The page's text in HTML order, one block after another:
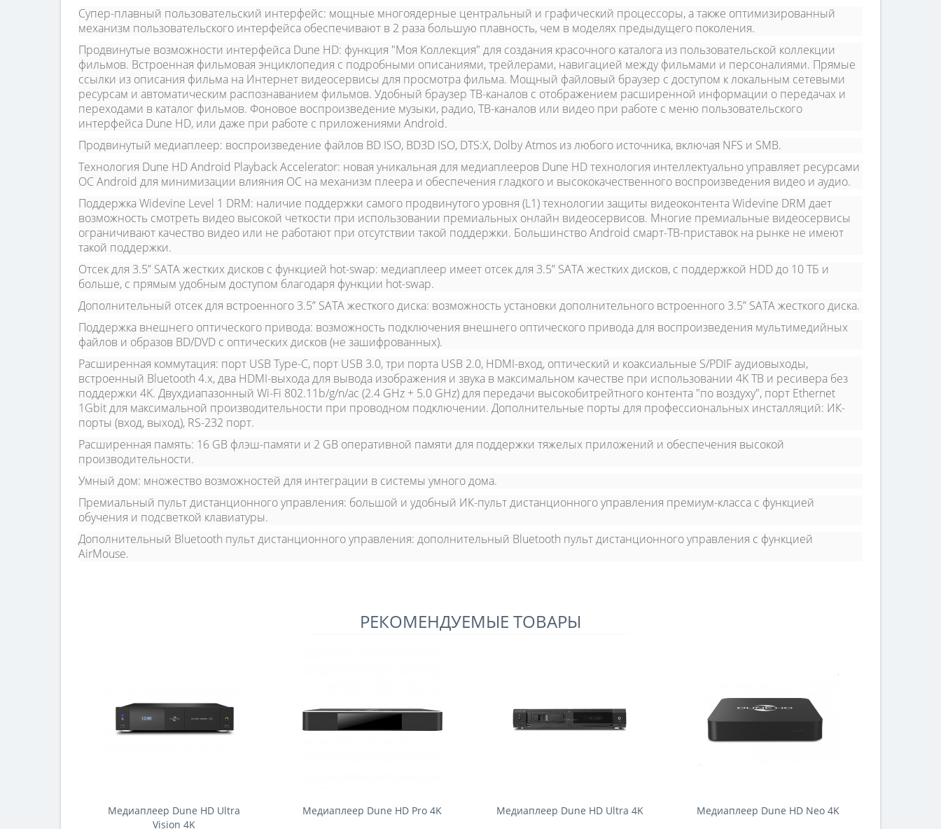
Супер-плавный пользовательский интерфейс: мощные многоядерные центральный и графический процессоры, а также оптимизированный
механизм пользовательского интерфейса обеспечивают в 2 раза большую плавность, чем в моделях предыдущего поколения.
Продвинутые возможности интерфейса Dune HD: функция "Моя Коллекция" для создания красочного каталога из пользовательской коллекции
фильмов. Встроенная фильмовая энциклопедия с подробными описаниями, трейлерами, навигацией между фильмами и персоналиями. Прямые
ссылки из описания фильма на Интернет видеосервисы для просмотра фильма. Мощный файловый браузер с доступом к локальным сетевыми
ресурсам и автоматическим распознаванием фильмов. Удобный браузер ТВ-каналов с отображением расширенной информации о передачах и
переходами в каталог фильмов. Фоновое воспроизведение музыки, радио, ТВ-каналов или видео при работе с меню пользовательского
интерфейса Dune HD, или даже при работе с приложениями Android.
Продвинутый медиаплеер: воспроизведение файлов BD ISO, BD3D ISO, DTS:X, Dolby Atmos из любого источника, включая NFS и SMB.
Технология Dune HD Android Playback Accelerator: новая уникальная для медиаплееров Dune HD технология интеллектуально управляет ресурсами
ОС Android для минимизации влияния ОС на механизм плеера и обеспечения гладкого и высококачественного воспроизведения видео и аудио.
Поддержка Widevine Level 1 DRM: наличие поддержки самого продвинутого уровня (L1) технологии защиты видеоконтента Widevine DRM дает
возможность смотреть видео высокой четкости при использовании премиальных онлайн видеосервисов. Многие премиальные видеосервисы
ограничивают качество видео или не работают при отсутствии такой поддержки. Большинство Android смарт-ТВ-приставок на рынке не имеют
такой поддержки.
Отсек для 3.5” SATA жестких дисков с функцией hot-swap: медиаплеер имеет отсек для 3.5” SATA жестких дисков, с поддержкой HDD до 10 ТБ и
больше, с прямым удобным доступом благодаря функции hot-swap.
Дополнительный отсек для встроенного 3.5” SATA жесткого диска: возможность установки дополнительного встроенного 3.5” SATA жесткого диска.
Поддержка внешнего оптического привода: возможность подключения внешнего оптического привода для воспроизведения мультимедийных
файлов и образов BD/DVD с оптических дисков (не зашифрованных).
Расширенная коммутация: порт USB Type-C, порт USB 3.0, три порта USB 2.0, HDMI-вход, оптический и коаксиальные S/PDIF аудиовыходы,
встроенный Bluetooth 4.х, два HDMI-выхода для вывода изображения и звука в максимальном качестве при использовании 4K ТВ и ресивера без
поддержки 4K. Двухдиапазонный Wi-Fi 802.11b/g/n/ac (2.4 GHz + 5.0 GHz) для передачи высокобитрейтного контента "по воздуху", порт Ethernet
1Gbit для максимальной производительности при проводном подключении. Дополнительные порты для профессиональных инсталляций: ИК-
порты (вход, выход), RS-232 порт.
Расширенная память: 16 GB флэш-памяти и 2 GB оперативной памяти для поддержки тяжелых приложений и обеспечения высокой
производительности.
Умный дом: множество возможностей для интеграции в системы умного дома.
Премиальный пульт дистанционного управления: большой и удобный ИК-пульт дистанционного управления премиум-класса с функцией
обучения и подсветкой клавиатуры.
Дополнительный Bluetooth пульт дистанционного управления: дополнительный Bluetooth пульт дистанционного управления с функцией
AirMouse.
РЕКОМЕНДУЕМЫЕ ТОВАРЫ
Медиаплеер Dune HD Ultra
Vision 4K
Медиаплеер Dune HD Pro 4K Медиаплеер Dune HD Ultra 4K Медиаплеер Dune HD Neo 4K